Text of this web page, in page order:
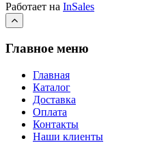
Работает на InSales
Главное меню
Главная
Каталог
Доставка
Оплата
Контакты
Наши клиенты